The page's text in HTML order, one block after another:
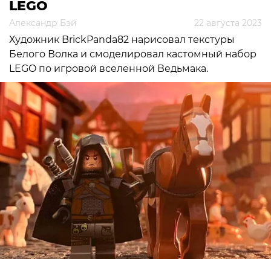
LEGO
Александр Бэй 22 августа 2023
Художник BrickPanda82 нарисовал текстуры
Белого Волка и смоделировал кастомный набор
LEGO по игровой вселенной Ведьмака.